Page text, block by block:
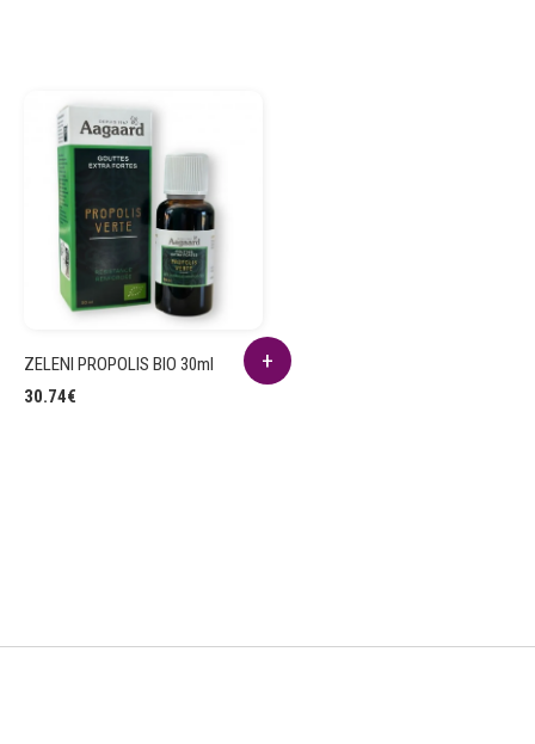
ZELENI PROPOLIS BIO 30ml
30.74€